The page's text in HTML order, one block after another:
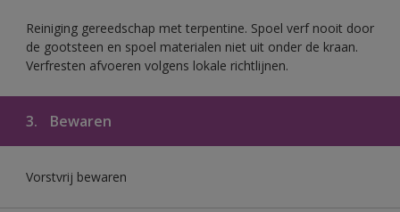
Reiniging gereedschap met terpentine. Spoel verf nooit door
de gootsteen en spoel materialen niet uit onder de kraan.
Verfresten afvoeren volgens lokale richtlijnen.
3. Bewaren
Vorstvrij bewaren